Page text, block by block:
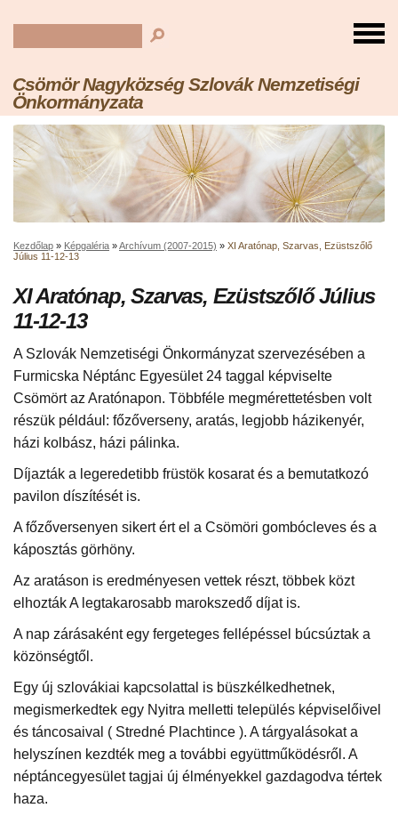
Csömör Nagyközség Szlovák Nemzetiségi
Önkormányzata
Kezdőlap » Képgaléria »Archívum (2007-2015) » XI Aratónap, Szarvas, Ezüstszőlő
Július 11-12-13
XI Aratónap, Szarvas, Ezüstszőlő Július
11-12-13
A Szlovák Nemzetiségi Önkormányzat szervezésében a
Furmicska Néptánc Egyesület 24 taggal képviselte
Csömört az Aratónapon. Többféle megmérettetésben volt
részük például: főzőverseny, aratás, legjobb házikenyér,
házi kolbász, házi pálinka.
Díjazták a legeredetibb früstök kosarat és a bemutatkozó
pavilon díszítését is.
A főzőversenyen sikert ért el a Csömöri gombócleves és a
káposztás görhöny.
Az aratáson is eredményesen vettek részt, többek közt
elhozták A legtakarosabb marokszedő díjat is.
A nap zárásaként egy fergeteges fellépéssel búcsúztak a
közönségtől.
Egy új szlovákiai kapcsolattal is büszkélkedhetnek,
megismerkedtek egy Nyitra melletti település képviselőivel
és táncosaival ( Stredné Plachtince ). A tárgyalásokat a
helyszínen kezdték meg a további együttműködésről. A
néptáncegyesület tagjai új élményekkel gazdagodva tértek
haza.